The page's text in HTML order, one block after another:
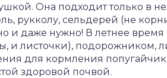
Она подходит только в
рукколу, сельдерей (не
и даже нужно! В летнее время
и листочки), подорожником,
для кормления
здоровой почвой.